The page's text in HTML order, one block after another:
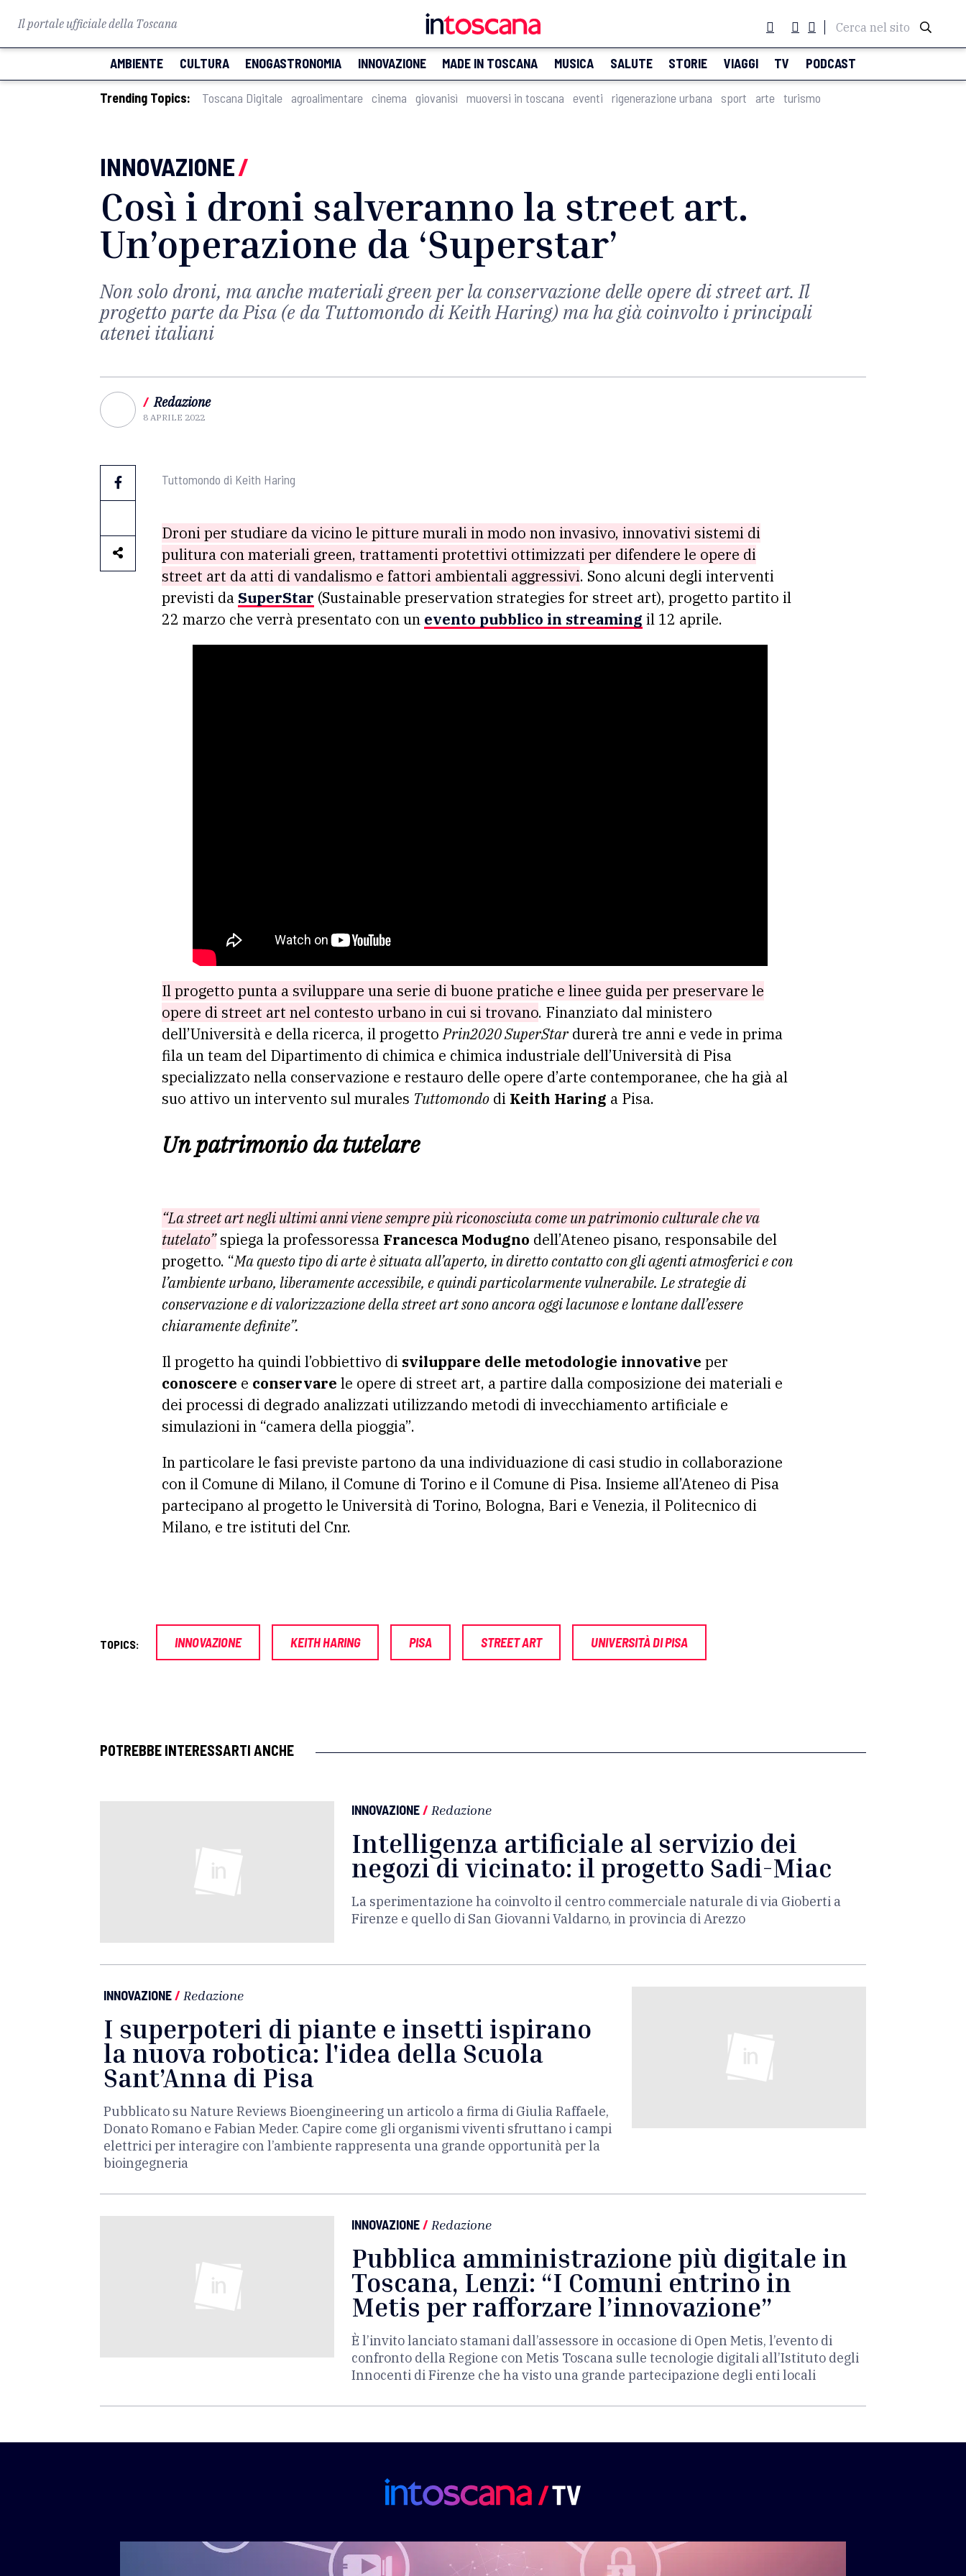
Il portale ufficiale della Toscana Cerca nel sito
AMBIENTE CULTURA ENOGASTRONOMIA INNOVAZIONE MADE IN TOSCANA MUSICA SALUTE STORIE VIAGGI TV PODCAST
Trending Topics: Toscana Digitale agroalimentare cinema giovanisì muoversi in toscana eventi rigenerazione urbana sport arte turismo
INNOVAZIONE/
Così i droni salveranno la street art.
Un’operazione da ‘Superstar’
Non solo droni, ma anche materiali green per la conservazione delle opere di street art. Il
progetto parte da Pisa (e da Tuttomondo di Keith Haring) ma ha già coinvolto i principali
atenei italiani
/ Redazione
8 APRILE 2022
Tuttomondo di Keith Haring
Droni per studiare da vicino le pitture murali in modo non invasivo, innovativi sistemi di
pulitura con materiali green, trattamenti protettivi ottimizzati per difendere le opere di
street art da atti di vandalismo e fattori ambientali aggressivi. Sono alcuni degli interventi
previsti da SuperStar (Sustainable preservation strategies for street art), progetto partito il
22 marzo che verrà presentato con un evento pubblico in streaming il 12 aprile.
Il progetto punta a sviluppare una serie di buone pratiche e linee guida per preservare le
opere di street art nel contesto urbano in cui si trovano. Finanziato dal ministero
dell’Università e della ricerca, il progettoPrin2020 SuperStardurerà tre anni e vede in prima
fila un team del Dipartimento di chimica e chimica industriale dell’Università di Pisa
specializzato nella conservazione e restauro delle opere d’arte contemporanee, che ha già al
suo attivo un intervento sul murales Tuttomondo di Keith Haring a Pisa.
Un patrimonio da tutelare
“La street art negli ultimi anni viene sempre più riconosciuta come un patrimonio culturale che va
tutelato”spiega la professoressa Francesca Modugno dell’Ateneo pisano, responsabile del
progetto. “Ma questo tipo di arte è situata all’aperto, in diretto contatto con gli agenti atmosferici e con
l’ambiente urbano, liberamente accessibile, e quindi particolarmente vulnerabile. Le strategie di
conservazione e di valorizzazione della street art sono ancora oggi lacunose e lontane dall’essere
chiaramente definite”.
Il progetto ha quindi l’obbiettivo di sviluppare delle metodologie innovative per
conoscere e conservare le opere di street art, a partire dalla composizione dei materiali e
dei processi di degrado analizzati utilizzando metodi di invecchiamento artificiale e
simulazioni in “camera della pioggia”.
In particolare le fasi previste partono da una individuazione di casi studio in collaborazione
con il Comune di Milano, il Comune di Torino e il Comune di Pisa. Insieme all’Ateneo di Pisa
partecipano al progetto le Università di Torino, Bologna, Bari e Venezia, il Politecnico di
Milano, e tre istituti del Cnr.
TOPICS: INNOVAZIONE KEITH HARING PISA STREET ART UNIVERSITÀ DI PISA
POTREBBE INTERESSARTI ANCHE
INNOVAZIONE/ Redazione
Intelligenza artificiale al servizio dei
negozi di vicinato: il progetto Sadi-Miac
La sperimentazione ha coinvolto il centro commerciale naturale di via Gioberti a
Firenze e quello di San Giovanni Valdarno, in provincia di Arezzo
INNOVAZIONE/ Redazione
I superpoteri di piante e insetti ispirano
la nuova robotica: l'idea della Scuola
Sant’Anna di Pisa
Pubblicato su Nature Reviews Bioengineering un articolo a firma di Giulia Raffaele,
Donato Romano e Fabian Meder. Capire come gli organismi viventi sfruttano i campi
elettrici per interagire con l’ambiente rappresenta una grande opportunità per la
bioingegneria
INNOVAZIONE/ Redazione
Pubblica amministrazione più digitale in
Toscana, Lenzi: “I Comuni entrino in
Metis per rafforzare l’innovazione”
È l’invito lanciato stamani dall’assessore in occasione di Open Metis, l’evento di
confronto della Regione con Metis Toscana sulle tecnologie digitali all’Istituto degli
Innocenti di Firenze che ha visto una grande partecipazione degli enti locali